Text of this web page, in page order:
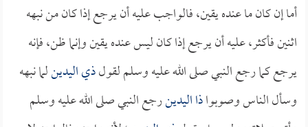
أما إن كان ما عنده يقين، فالواجب عليه أن يرجع إذا كان من نبهه
اثنين فأكثر، عليه أن يرجع إذا كان ليس عنده يقين وإنما ظن، فإنه
يرجع كما رجع النبي صلى الله عليه وسلم لقولذي اليدينلما نبهه
وسأل الناس وصوبواذا اليدينرجع النبي صلى الله عليه وسلم